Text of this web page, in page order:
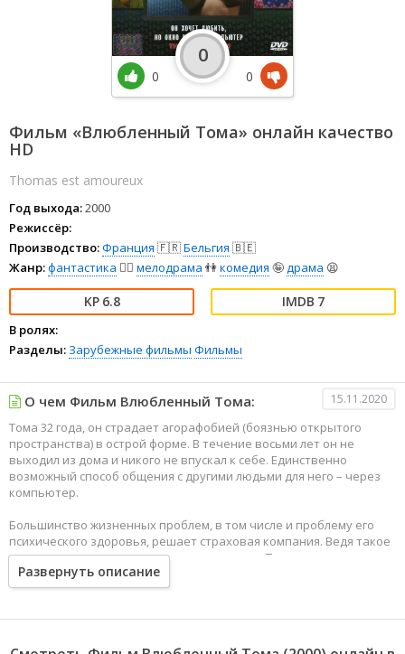
Фильм «Влюбленный Тома» онлайн качество
HD
Thomas est amoureux
Год выхода:2000
Режиссёр:
Производство:Франция 🇫🇷Бельгия 🇧🇪
Жанр:фантастика 🧙‍♀️ мелодрама 👫комедия 🤪драма 😫
6.8 7
В ролях:
Разделы: Зарубежные фильмы Фильмы
0
0
0
О чем Фильм Влюбленный Тома: 15.11.2020
Тома 32 года, он страдает агорафобией (боязнью открытого
пространства) в острой форме. В течение восьми лет он не
выходил из дома и никого не впускал к себе. Единственно
возможный способ общения с другими людьми для него – через
компьютер.
Большинство жизненных проблем, в том числе и проблему его
психического здоровья, решает страховая компания. Ведя такое
странное отшельническое существование, Тома почти счастлив.
Но он одинок.
психоаналитик советует ему завести роман с реальной
Развернуть описание